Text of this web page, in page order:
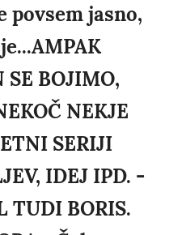
povsem jasno,
SE BOJIMO,
NEKJE
SERIJI
IDEJ IPD. -
TUDI BORIS.